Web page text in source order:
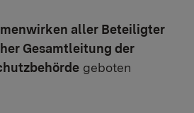
aller Beteiligter
Gesamtleitung der
geboten